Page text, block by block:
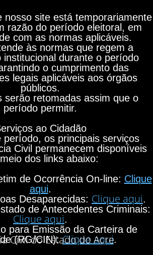
nosso site está temporariamente
razão do período eleitoral, em
com as normas aplicáveis.
às normas que regem a
institucional durante o período
o cumprimento das
legais aplicáveis aos órgãos
públicos.
serão retomadas assim que o
período permitir.
ao Cidadão
período, os principais serviços
Civil permanecem disponíveis
dos links abaixo:
de Ocorrência On-line: Clique
aqui.
Desaparecidas: Clique aqui.
de Antecedentes Criminais:
Clique aqui.
para Emissão da Carteira de
(RG/CIN):Clique aqui.
Civil do Estado do Acre